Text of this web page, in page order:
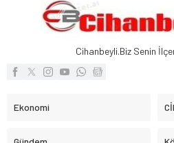
Cihanbeyli.Biz Senin
Ekonomi